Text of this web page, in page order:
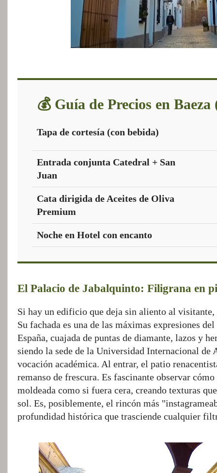
💰 Guía de Precios en
Tapa de cortesía (con bebida)
Entrada conjunta Catedral + San
Juan
Cata dirigida de Aceites de Oliva
Premium
Noche en Hotel con encanto
El Palacio de Jabalquinto: Filigrana en
Si hay un edificio que deja sin aliento al visitante,
Su fachada es una de las máximas expresiones
España, cuajada de puntas de diamante, lazos y
siendo la sede de la Universidad Internacional de
vocación académica. Al entrar, el patio
remanso de frescura. Es fascinante observar
moldeada como si fuera cera, creando texturas
sol. Es, posiblemente, el rincón más
profundidad histórica que trasciende cualquier